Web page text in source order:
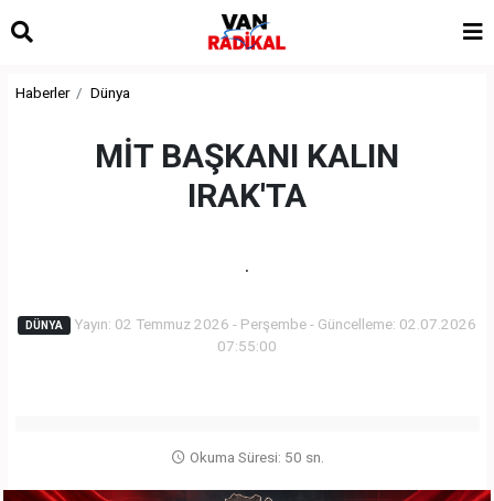
Haberler Dünya
MİT BAŞKANI KALIN
IRAK'TA
.
DÜNYA Yayın: 02 Temmuz 2026 - Perşembe - Güncelleme: 02.07.2026
07:55:00
Okuma Süresi: 50 sn.